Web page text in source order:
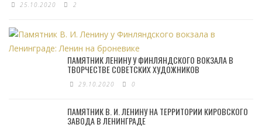
25.10.2020 2
ПАМЯТНИК ЛЕНИНУ У ФИНЛЯНДСКОГО ВОКЗАЛА В
ТВОРЧЕСТВЕ СОВЕТСКИХ ХУДОЖНИКОВ
29.10.2020 0
ПАМЯТНИК В. И. ЛЕНИНУ НА ТЕРРИТОРИИ КИРОВСКОГО
ЗАВОДА В ЛЕНИНГРАДЕ